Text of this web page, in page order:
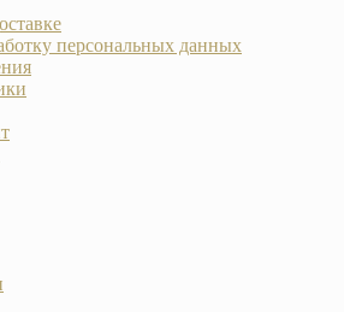
персональных данных